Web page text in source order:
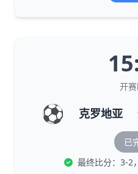
开
⚽ 克罗地亚
已
最终比分：3-2